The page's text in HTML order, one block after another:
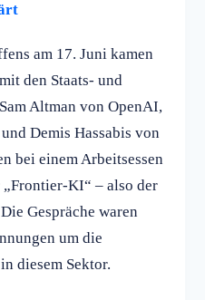
am 17. Juni kamen
den Staats- und
Altman von OpenAI,
Demis Hassabis von
bei einem Arbeitsessen
KI“ – also der
Gespräche waren
um die
diesem Sektor.